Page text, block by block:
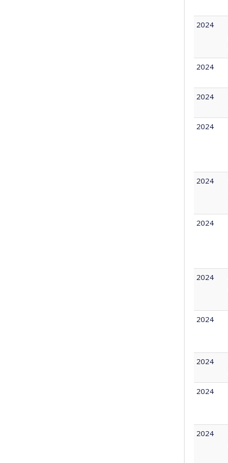
2024
2024
2024
2024
2024
2024
2024
2024
2024
2024
2024